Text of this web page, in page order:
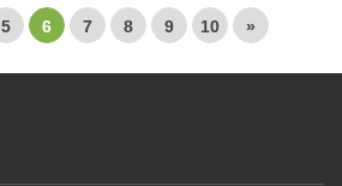
5 6 7 8 9 10 »